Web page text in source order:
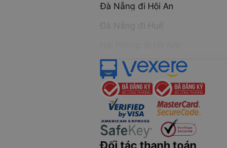
Đà Nẵng đi Hội An
Đà Nẵng đi Huế
Đối tác thanh toán